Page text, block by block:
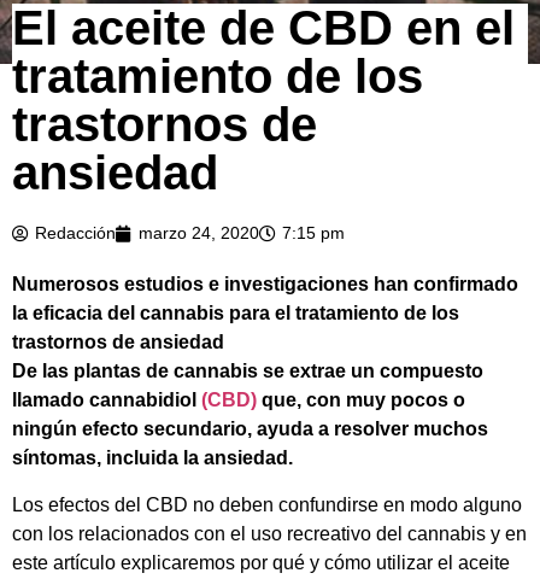
El aceite de CBD en el
tratamiento de los
trastornos de
ansiedad
Redacción marzo 24, 2020 7:15 pm
Numerosos estudios e investigaciones han confirmado
la eficacia del cannabis para el tratamiento de los
trastornos de ansiedad
De las plantas de cannabis se extrae un compuesto
llamado cannabidiol (CBD) que, con muy pocos o
ningún efecto secundario, ayuda a resolver muchos
síntomas, incluida la ansiedad.
Los efectos del CBD no deben confundirse en modo alguno
con los relacionados con el uso recreativo del cannabis y en
este artículo explicaremos por qué y cómo utilizar el aceite